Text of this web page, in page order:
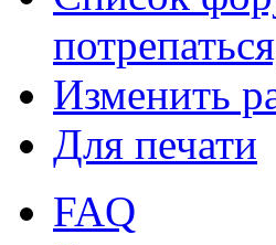
Изменить
Для печати
FAQ